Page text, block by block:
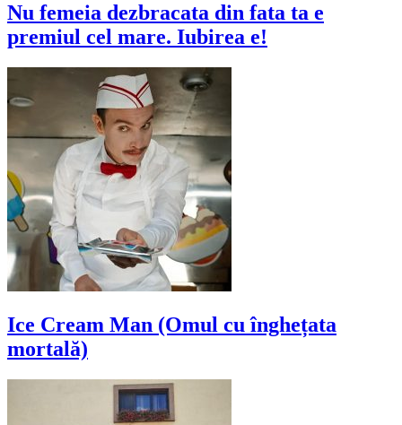
Nu femeia dezbracata din fata ta e
premiul cel mare. Iubirea e!
Ice Cream Man (Omul cu înghețata
mortală)